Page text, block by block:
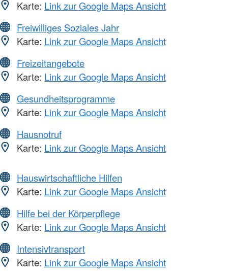
Karte: Link zur Google Maps Ansicht
Freiwilliges Soziales Jahr
Karte: Link zur Google Maps Ansicht
Freizeitangebote
Karte: Link zur Google Maps Ansicht
Gesundheitsprogramme
Karte: Link zur Google Maps Ansicht
Hausnotruf
Karte: Link zur Google Maps Ansicht
Hauswirtschaftliche Hilfen
Karte: Link zur Google Maps Ansicht
Hilfe bei der Körperpflege
Karte: Link zur Google Maps Ansicht
Intensivtransport
Karte: Link zur Google Maps Ansicht